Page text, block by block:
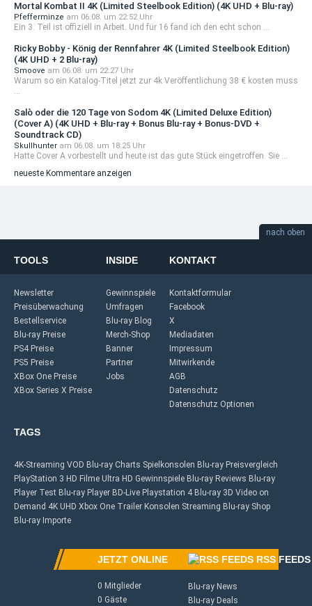
Mortal Kombat II 4K (Limited Steelbook Edition) (4K UHD + Blu-ray)
Pfefferminze am 06.08. um 22:52 Uhr
Ein 3. Teil ist offiziell in Arbeit. Und für 16 fand ich den echt schon ...
Ricky Bobby - König der Rennfahrer 4K (Limited Steelbook Edition)
(4K UHD + 2 Blu-ray)
Smoove am 06.08. um 22:27 Uhr
Warum so ein Katalog-Titel jetzt zur 4k Veröffentlichung 38 € kosten muss
...
Salò oder die 120 Tage von Sodom 4K (Limited Deluxe Edition)
(Cover A) (4K UHD + Blu-ray + Bonus Blu-ray + Bonus-DVD +
Soundtrack CD)
Skullhunter am 06.08. um 18:25 Uhr
Hatte Cover A vorbestellt und heute ist das gute Stück eingetroffen. Sie ...
neueste Kommentare anzeigen
nach oben
TOOLS
Newsletter
Preisüberwachung
Bestellservice
Blu-ray Preise
PS4 Preise
PS5 Preise
XBox One Preise
XBox Series X Preise
INSIDE
Gewinnspiele
Umfragen
Blu-ray Blog
Merch-Shop
Banner
Partner
Jobs
KONTAKT
Kontaktformular
Facebook
X
Mediadaten
Impressum
Mitwirkende
AGB
Datenschutz
Datenschutz Optionen
TAGS
4K-Streaming VOD Blu-ray Charts Spielkonsolen Blu-ray Preisvergleich
PlayStation 3 HD Filme Ultra HD Gewinnspiele Blu-ray Reviews Blu-ray
Player Test Blu-ray Player BD-Live Playstation 4 Blu-ray 3D Video on
Demand 4K UHD Xbox One Trailer Konsolen Streaming Blu-ray Shop
Blu-ray Importe
JETZT ONLINE
0 Mitglieder
0 Gäste
RSS FEEDS
Blu-ray News
Blu-ray Deals